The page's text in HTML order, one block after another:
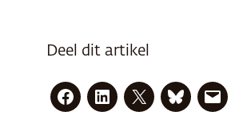
Deel dit artikel